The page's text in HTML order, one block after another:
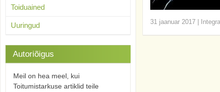
31 jaanuar 2017
Toiduained
Uuringud
Autoriõigus
Meil on hea meel, kui
Toitumistarkuse artiklid teile